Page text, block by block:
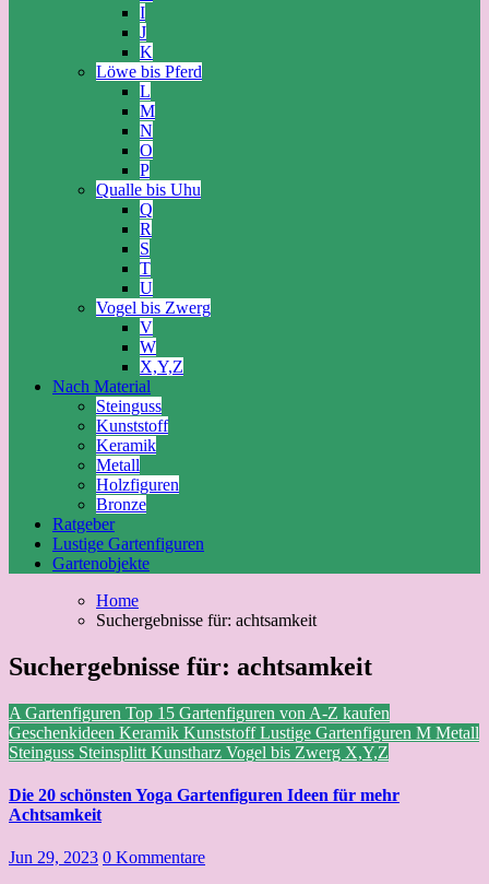
I
J
K
Löwe bis Pferd
L
M
N
O
P
Qualle bis Uhu
Q
R
S
T
U
Vogel bis Zwerg
V
W
X,Y,Z
Nach Material
Steinguss
Kunststoff
Keramik
Metall
Holzfiguren
Bronze
Ratgeber
Lustige Gartenfiguren
Gartenobjekte
Home
Suchergebnisse für: achtsamkeit
Suchergebnisse für: achtsamkeit
A Gartenfiguren Top 15 Gartenfiguren von A-Z kaufen
Geschenkideen Keramik KunststoffLustige Gartenfiguren M Metall
Steinguss Steinsplitt Kunstharz Vogel bis Zwerg X,Y,Z
Die 20 schönsten Yoga Gartenfiguren Ideen für mehr
Achtsamkeit
Jun 29, 2023 0 Kommentare